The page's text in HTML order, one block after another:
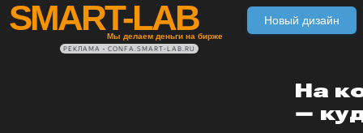
SMART-LAB
Мы делаем деньги на бирже
Новый дизайн
РЕКЛАМА • CONFA.SMART-LAB.RU